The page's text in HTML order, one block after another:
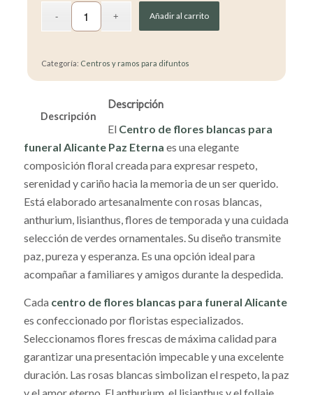
Añadir al carrito
Categoría: Centros y ramos para difuntos
Descripción
Descripción
El Centro de flores blancas para
funeral Alicante Paz Eterna es una elegante
composición floral creada para expresar respeto,
serenidad y cariño hacia la memoria de un ser querido.
Está elaborado artesanalmente con rosas blancas,
anthurium, lisianthus, flores de temporada y una cuidada
selección de verdes ornamentales. Su diseño transmite
paz, pureza y esperanza. Es una opción ideal para
acompañar a familiares y amigos durante la despedida.
Cada centro de flores blancas para funeral Alicante
es confeccionado por floristas especializados.
Seleccionamos flores frescas de máxima calidad para
garantizar una presentación impecable y una excelente
duración. Las rosas blancas simbolizan el respeto, la paz
y el amor eterno. El anthurium, el lisianthus y el follaje